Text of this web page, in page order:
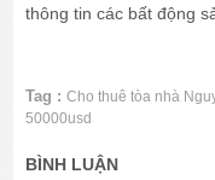
thông tin các bất động
Tag : Cho thuê tòa nhà
50000usd
BÌNH LUẬN